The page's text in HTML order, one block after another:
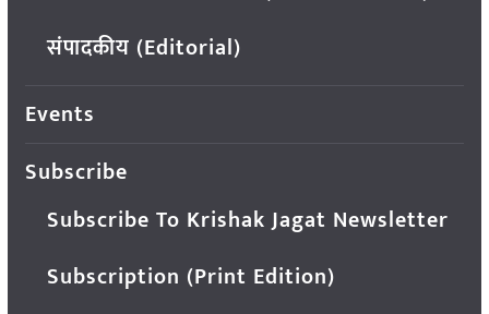
संपादकीय (Editorial)
Events
Subscribe
Subscribe To Krishak Jagat Newsletter
Subscription (Print Edition)